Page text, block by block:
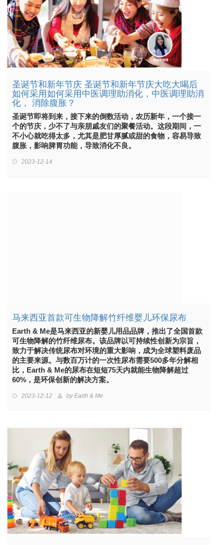
圣诞节和新年节庆 圣诞节和新年节庆大吃大喝后
如何采用如何采用中医调理助消化，中医调理助消
化， 消除腹胀？
圣诞节即将到来，接下来的倒数活动，农历新年，一个接一
个的节庆，少不了与亲朋戚友们的聚餐活动。这段期间，一
不小心就吃得太多，尤其是肥甘厚腻或甜的食物，容易导致
腹胀，影响脾胃功能，导致消化不良。
2023-12-14
马来西亚首款可生物降解竹纤维婴儿环保尿布
Earth & Me是马来西亚的新婴儿用品品牌，推出了全国首款
可生物降解的竹纤维尿布。该品牌以可持续性创新为宗旨，
致力于解决传统尿布对环境的重大影响，成为全球塑料废品
的主要来源。与数百万计的一次性尿布需要500多年分解相
比，Earth & Me的尿布在短短75天内就能生物降解超过
60%，是环保创新的解决方案。
2023-12-12 byEarth & Me